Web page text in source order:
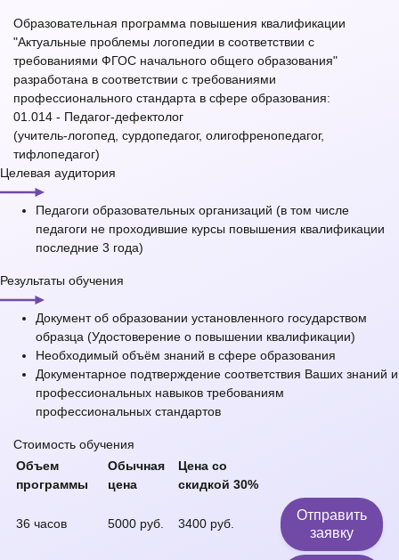
Образовательная программа повышения квалификации
"Актуальные проблемы логопедии в соответствии с
требованиями ФГОС начального общего образования"
разработана в соответствии с требованиями
профессионального стандарта в сфере образования:
01.014 - Педагог-дефектолог
(учитель-логопед, сурдопедагог, олигофренопедагог,
тифлопедагог)
Целевая аудитория
Педагоги образовательных организаций (в том числе
педагоги не проходившие курсы повышения квалификации
последние 3 года)
Результаты обучения
Документ об образовании установленного государством
образца (Удостоверение о повышении квалификации)
Необходимый объём знаний в сфере образования
Документарное подтверждение соответствия Ваших знаний и
профессиональных навыков требованиям
профессиональных стандартов
Стоимость обучения
Объем
программы
Обычная
цена
Цена со
скидкой 30%
36 часов 5000 руб. 3400 руб.
Отправить
заявку